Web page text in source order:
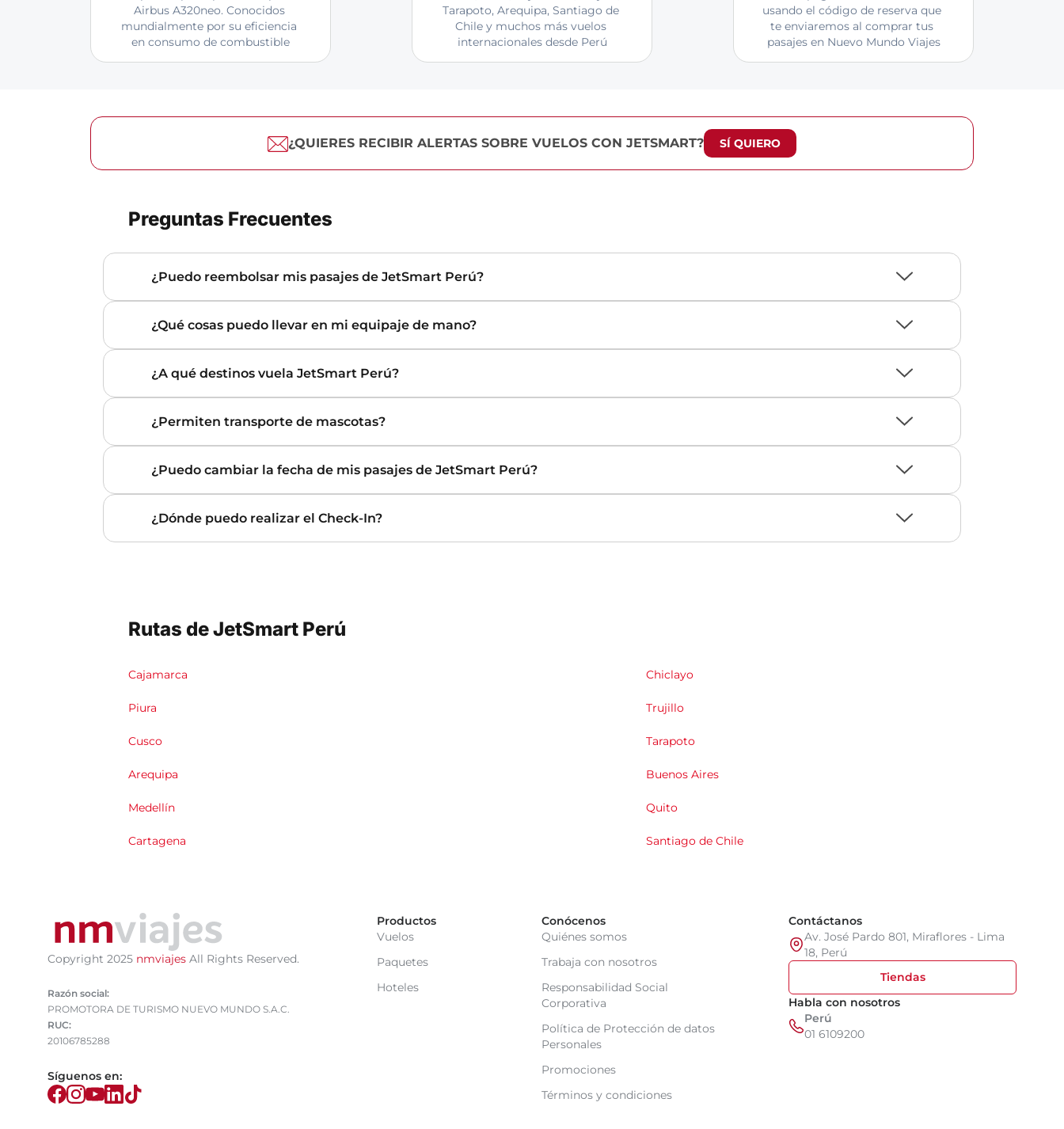
visual única y distintiva frente a su competencia. Estos animales pueden
representar la rica fauna con la que cuenta el Perú.
Airbus A320neo. Conocidos
mundialmente por su eficiencia
en consumo de combustible
Tarapoto, Arequipa, Santiago de
Chile y muchos más vuelos
internacionales desde Perú
usando el código de reserva que
te enviaremos al comprar tus
pasajes en Nuevo Mundo Viajes
¿QUIERES RECIBIR ALERTAS SOBRE VUELOS CON JETSMART? SÍ QUIERO
Preguntas Frecuentes
¿Puedo reembolsar mis pasajes de JetSmart Perú?
¿Qué cosas puedo llevar en mi equipaje de mano?
¿A qué destinos vuela JetSmart Perú?
¿Permiten transporte de mascotas?
¿Puedo cambiar la fecha de mis pasajes de JetSmart Perú?
¿Dónde puedo realizar el Check-In?
Rutas de JetSmart Perú
Cajamarca Chiclayo
Piura Trujillo
Cusco Tarapoto
Arequipa Buenos Aires
Medellín Quito
Cartagena Santiago de Chile
Copyright 2025 nmviajes All Rights Reserved.
Razón social:
PROMOTORA DE TURISMO NUEVO MUNDO S.A.C.
RUC:
20106785288
Síguenos en:
Productos
Vuelos
Paquetes
Hoteles
Conócenos
Quiénes somos
Trabaja con nosotros
Responsabilidad Social
Corporativa
Política de Protección de datos
Personales
Promociones
Términos y condiciones
Contáctanos
Av. José Pardo 801, Miraflores - Lima
18, Perú
Tiendas
Habla con nosotros
Perú
01 6109200